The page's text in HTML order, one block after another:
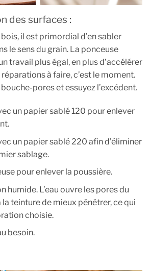
des surfaces :
il est primordial d’en sabler
le sens du grain. La ponceuse
travail plus égal, en plus d’accélérer
réparations à faire, c’est le moment.
pores et essuyez l’excédent.
un papier sablé 120 pour enlever
un papier sablé 220 afin d’éliminer
sablage.
pour enlever la poussière.
humide. L’eau ouvre les pores du
teinture de mieux pénétrer, ce qui
choisie.
besoin.